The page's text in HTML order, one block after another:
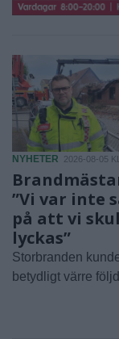
NYHETER 2026-08-05
”Vi var inte
på att vi
lyckas”
Storbranden
betydligt värre